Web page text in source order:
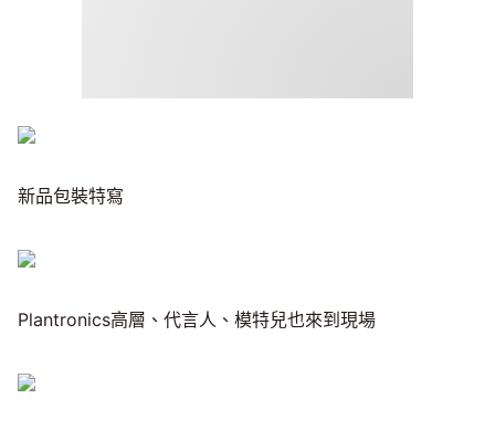
新品包裝特寫
Plantronics高層、代言人、模特兒也來到現場